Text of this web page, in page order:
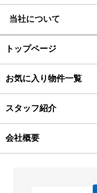
当社について
トップページ
お気に入り物件一覧
スタッフ紹介
会社概要